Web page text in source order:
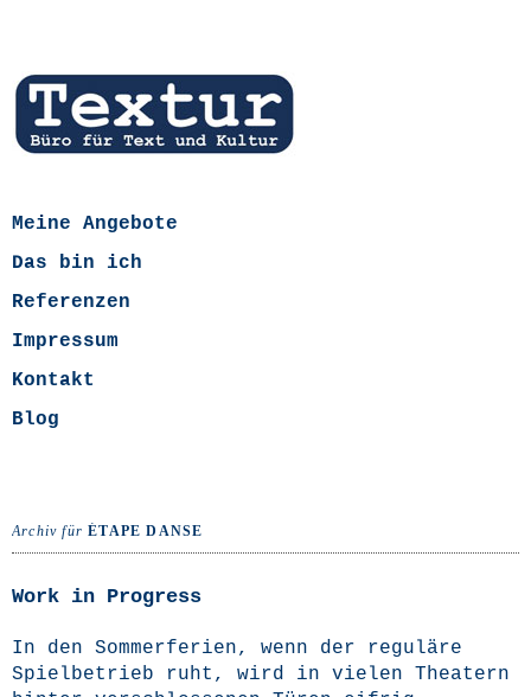
Meine Angebote
Das bin ich
Referenzen
Impressum
Kontakt
Blog
Archiv fürÉTAPE DANSE
Work in Progress
In den Som­mer­fe­ri­en, wenn der regu­lä­re
Spiel­be­trieb ruht, wird in vie­len Thea­tern